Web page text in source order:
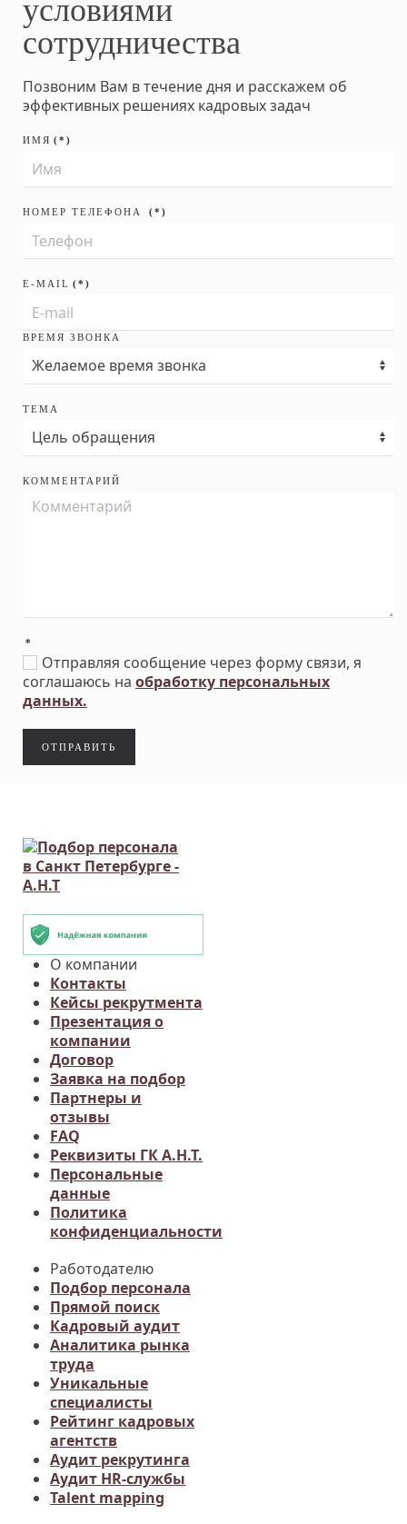
условиями
сотрудничества
Позвоним Вам в течение дня и расскажем об
эффективных решениях кадровых задач
ИМЯ (*)
НОМЕР ТЕЛЕФОНА (*)
E-MAIL (*)
ВРЕМЯ ЗВОНКА
ТЕМА
КОММЕНТАРИЙ
*
Отправляя сообщение через форму связи, я
соглашаюсь на обработку персональных
данных.
ОТПРАВИТЬ
О компании
Контакты
Кейсы рекрутмента
Презентация о
компании
Договор
Заявка на подбор
Партнеры и
отзывы
FAQ
Реквизиты ГК А.Н.Т.
Персональные
данные
Политика
конфиденциальности
Работодателю
Подбор персонала
Прямой поиск
Кадровый аудит
Аналитика рынка
труда
Уникальные
специалисты
Рейтинг кадровых
агентств
Аудит рекрутинга
Аудит HR-службы
Talent mapping